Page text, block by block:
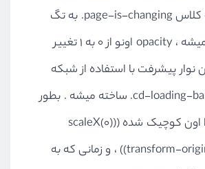
کلاس .page-is-changing به تگ
<body> اضافه میشه ، opacity اونو از 0 به 1 تغییر
نوار پیشرفت با استفاده از شبکه
.cd-loading- ساخته میشه . بطور
پیش فرض فعلا اون کوچیک شده ((scaleX(0)
و transform-origin: left center)) ، و زمانی که به